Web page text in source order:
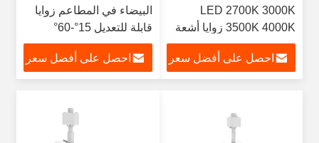
LED 2700K 3000K
3500K 4000K زوايا أشعة
متعددة
احصل على أفضل سعر
البيضاء في المطاعم زوايا
قابلة للتعديل 15°-60°
احصل على أفضل سعر